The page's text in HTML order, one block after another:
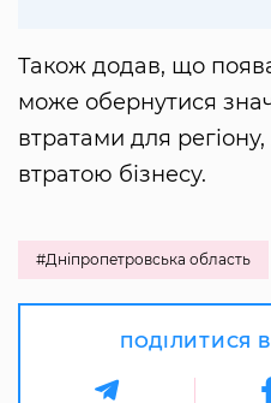
Також додав, що
може обернутися
втратами для
втратою бізнесу.
#Дніпропетровська область
ПОДІЛИТИСЯ